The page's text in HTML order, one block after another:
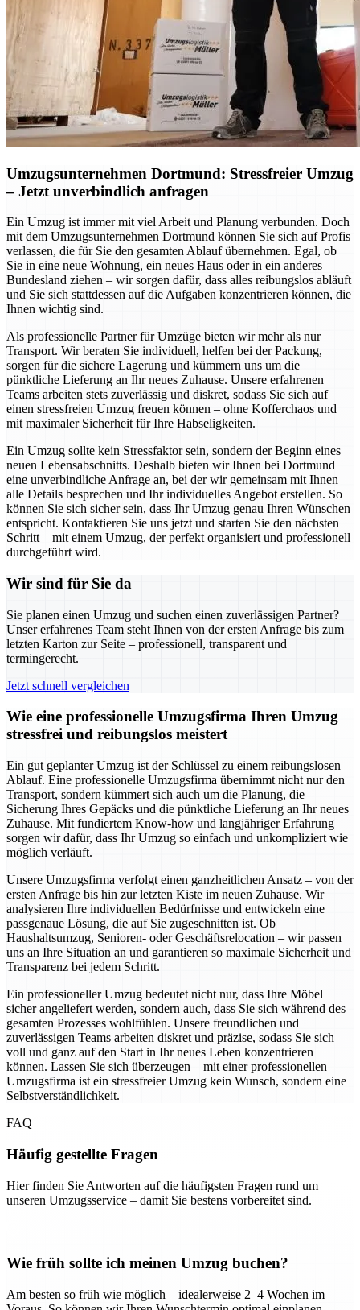
Umzugsunternehmen Dortmund: Stressfreier Umzug
– Jetzt unverbindlich anfragen
Ein Umzug ist immer mit viel Arbeit und Planung verbunden. Doch
mit dem Umzugsunternehmen Dortmund können Sie sich auf Profis
verlassen, die für Sie den gesamten Ablauf übernehmen. Egal, ob
Sie in eine neue Wohnung, ein neues Haus oder in ein anderes
Bundesland ziehen – wir sorgen dafür, dass alles reibungslos abläuft
und Sie sich stattdessen auf die Aufgaben konzentrieren können, die
Ihnen wichtig sind.
Als professionelle Partner für Umzüge bieten wir mehr als nur
Transport. Wir beraten Sie individuell, helfen bei der Packung,
sorgen für die sichere Lagerung und kümmern uns um die
pünktliche Lieferung an Ihr neues Zuhause. Unsere erfahrenen
Teams arbeiten stets zuverlässig und diskret, sodass Sie sich auf
einen stressfreien Umzug freuen können – ohne Kofferchaos und
mit maximaler Sicherheit für Ihre Habseligkeiten.
Ein Umzug sollte kein Stressfaktor sein, sondern der Beginn eines
neuen Lebensabschnitts. Deshalb bieten wir Ihnen bei Dortmund
eine unverbindliche Anfrage an, bei der wir gemeinsam mit Ihnen
alle Details besprechen und Ihr individuelles Angebot erstellen. So
können Sie sich sicher sein, dass Ihr Umzug genau Ihren Wünschen
entspricht. Kontaktieren Sie uns jetzt und starten Sie den nächsten
Schritt – mit einem Umzug, der perfekt organisiert und professionell
durchgeführt wird.
Wir sind für Sie da
Sie planen einen Umzug und suchen einen zuverlässigen Partner?
Unser erfahrenes Team steht Ihnen von der ersten Anfrage bis zum
letzten Karton zur Seite – professionell, transparent und
termingerecht.
Jetzt schnell vergleichen
Wie eine professionelle Umzugsfirma Ihren Umzug
stressfrei und reibungslos meistert
Ein gut geplanter Umzug ist der Schlüssel zu einem reibungslosen
Ablauf. Eine professionelle Umzugsfirma übernimmt nicht nur den
Transport, sondern kümmert sich auch um die Planung, die
Sicherung Ihres Gepäcks und die pünktliche Lieferung an Ihr neues
Zuhause. Mit fundiertem Know-how und langjähriger Erfahrung
sorgen wir dafür, dass Ihr Umzug so einfach und unkompliziert wie
möglich verläuft.
Unsere Umzugsfirma verfolgt einen ganzheitlichen Ansatz – von der
ersten Anfrage bis hin zur letzten Kiste im neuen Zuhause. Wir
analysieren Ihre individuellen Bedürfnisse und entwickeln eine
passgenaue Lösung, die auf Sie zugeschnitten ist. Ob
Haushaltsumzug, Senioren- oder Geschäftsrelocation – wir passen
uns an Ihre Situation an und garantieren so maximale Sicherheit und
Transparenz bei jedem Schritt.
Ein professioneller Umzug bedeutet nicht nur, dass Ihre Möbel
sicher angeliefert werden, sondern auch, dass Sie sich während des
gesamten Prozesses wohlfühlen. Unsere freundlichen und
zuverlässigen Teams arbeiten diskret und präzise, sodass Sie sich
voll und ganz auf den Start in Ihr neues Leben konzentrieren
können. Lassen Sie sich überzeugen – mit einer professionellen
Umzugsfirma ist ein stressfreier Umzug kein Wunsch, sondern eine
Selbstverständlichkeit.
FAQ
Häufig gestellte Fragen
Hier finden Sie Antworten auf die häufigsten Fragen rund um
unseren Umzugsservice – damit Sie bestens vorbereitet sind.
Wie früh sollte ich meinen Umzug buchen?
Am besten so früh wie möglich – idealerweise 2–4 Wochen im